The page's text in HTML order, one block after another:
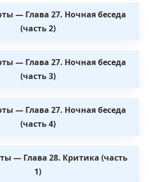
— Глава 27. Ночная беседа
(часть 2)
— Глава 27. Ночная беседа
(часть 3)
— Глава 27. Ночная беседа
(часть 4)
— Глава 28. Критика (часть
1)